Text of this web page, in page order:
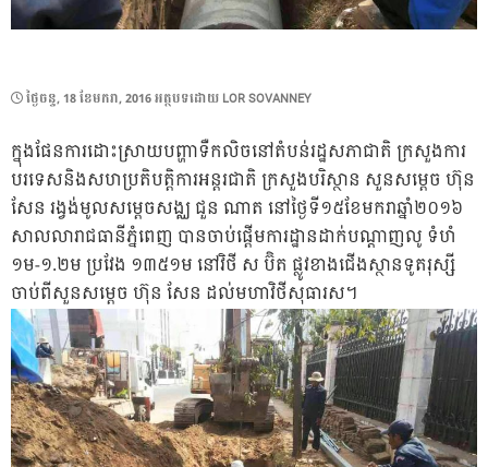
POSTED
ថ្ងៃ​ចន្ទ, 18 ខែ​មករា, 2016អត្ថបទដោយ LOR SOVANNEY
ក្នុងផែនការដោះស្រាយបព្ហាាទឺកលិចនៅតំបន់រដ្ឋសភាជាតិ ក្រសួងការ
បរទេសនិងសហប្រតិបត្តិការអន្តរជាតិ ក្រសួងបរិស្ថាន សួនសម្តេច ហ៊ុន
សែន រង្វង់មូលសម្តេចសង្ឈ ជួន ណាត នៅថ្ងៃទី១៥ខែមករាឆ្នាំ២០១៦
សាលលារាជធានីភ្នំពេញ បានចាប់ផ្តេីមការដ្ឋានដាក់បណ្តាញលូ ទំហំ
១ម-១.២ម ប្រវែង ១៣៥១ម នៅវិថី ស ប៊ិត ផ្លូវខាងជេីងស្ថានទូតរុស្សីុ
ចាប់ពីសួនសម្តេច ហ៊ុន សែន ដល់មហាវិថីសុធារស។